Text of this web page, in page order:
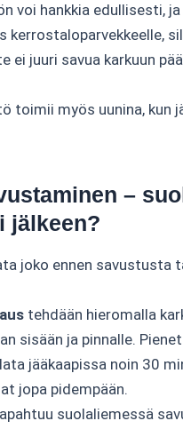
voi hankkia edullisesti,
kerrostaloparvekkeelle,
ei juuri savua karkuun
toimii myös uunina, kun
–
jälkeen?
joko ennen savustusta
tehdään hieromalla
sisään ja pinnalle.
jääkaapissa noin 30
jopa pidempään.
suolaliemessä